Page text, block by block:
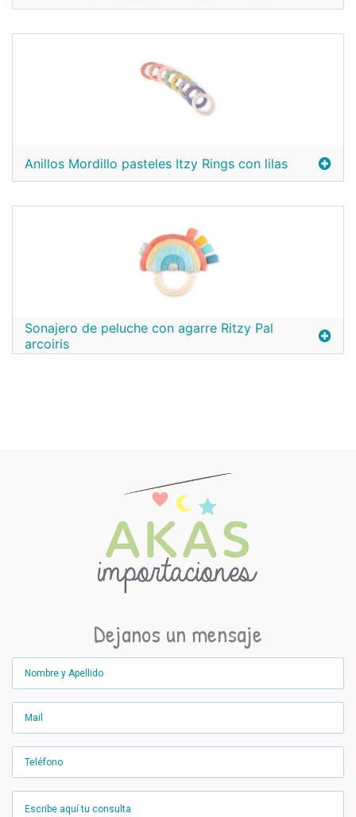
Anillos Mordillo pasteles Itzy Rings con lilas
Sonajero de peluche con agarre Ritzy Pal
arcoiris
Dejanos un mensaje